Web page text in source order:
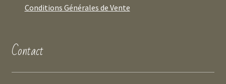
Conditions Générales de Vente
Contact